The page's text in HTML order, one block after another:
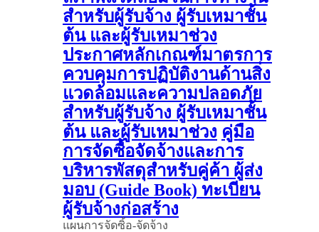
สำหรับผู้รับจ้าง ผู้รับเหมาชั้น
ต้น และผู้รับเหมาช่วง
ประกาศหลักเกณฑ์มาตรการ
ควบคุมการปฏิบัติงานด้านสิ่ง
แวดล้อมและความปลอดภัย
สำหรับผู้รับจ้าง ผู้รับเหมาชั้น
ต้น และผู้รับเหมาช่วง คู่มือ
การจัดซื้อจัดจ้างและการ
บริหารพัสดุสำหรับคู่ค้า ผู้ส่ง
มอบ (Guide Book) ทะเบียน
ผู้รับจ้างก่อสร้าง
แผนการจัดซิ้อ-จัดจ้าง